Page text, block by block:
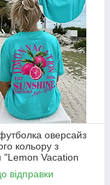
оверсайз
кольору з
"Lemon Vacation
відправки